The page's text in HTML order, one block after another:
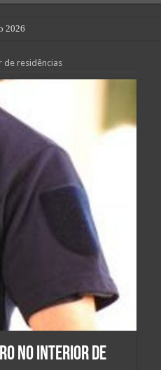
2026
de residências
no interior de